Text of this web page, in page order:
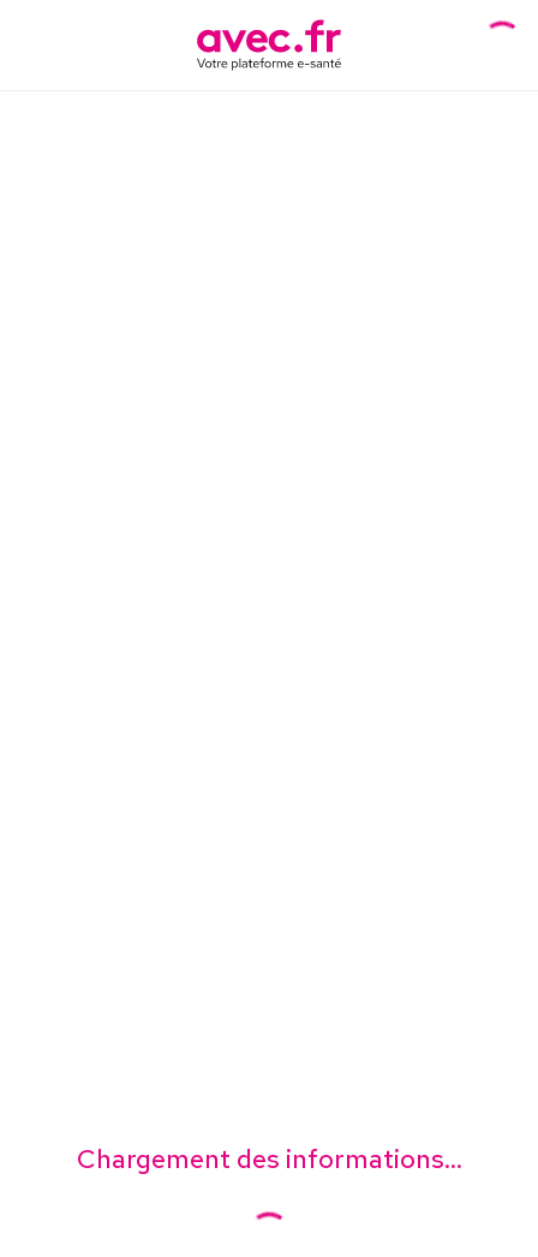
Chargement des informations...